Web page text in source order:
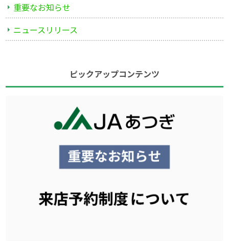
重要なお知らせ
ニュースリリース
ピックアップコンテンツ